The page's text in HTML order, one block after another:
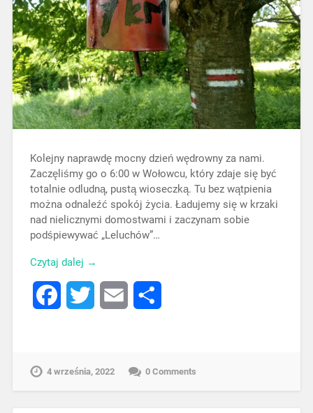
Kolejny naprawdę mocny dzień wędrowny za nami.
Zaczęliśmy go o 6:00 w Wołowcu, który zdaje się być
totalnie odludną, pustą wioseczką. Tu bez wątpienia
można odnaleźć spokój życia. Ładujemy się w krzaki
nad nielicznymi domostwami i zaczynam sobie
podśpiewywać „Leluchów”…
Czytaj dalej →
FacebookTwitter Email
4 września, 2022 0 Comments